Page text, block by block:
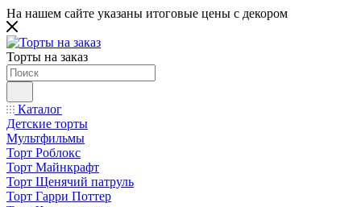
На нашем сайте указаны итоговые цены с декором
Торты на заказ
Каталог
Детские торты
Мультфильмы
Торт Роблокс
Торт Майнкрафт
Торт Щенячий патруль
Торт Гарри Поттер